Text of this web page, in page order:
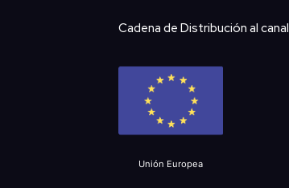
Cadena de Distribución al canal
Unión Europea